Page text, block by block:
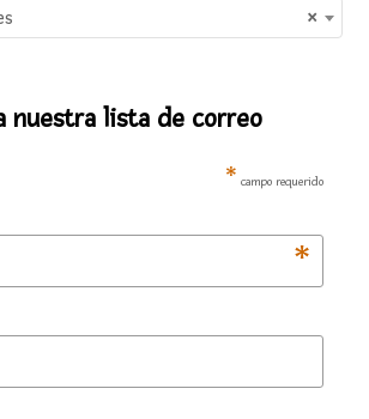
×
nuestra lista de correo
* campo requerido
*